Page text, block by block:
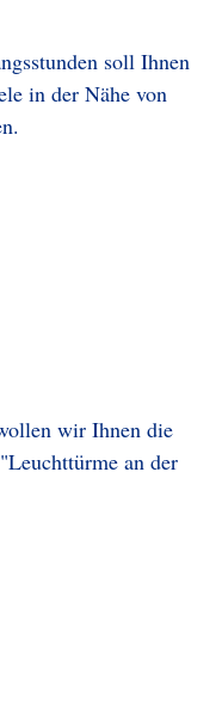
soll Ihnen
in der Nähe von
wir Ihnen die
an der